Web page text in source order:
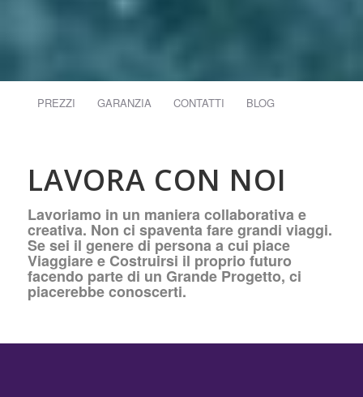
PREZZI GARANZIA CONTATTI BLOG
LAVORA CON NOI
Lavoriamo in un maniera collaborativa e
creativa. Non ci spaventa fare grandi viaggi.
Se sei il genere di persona a cui piace
Viaggiare e Costruirsi il proprio futuro
facendo parte di un Grande Progetto, ci
piacerebbe conoscerti.